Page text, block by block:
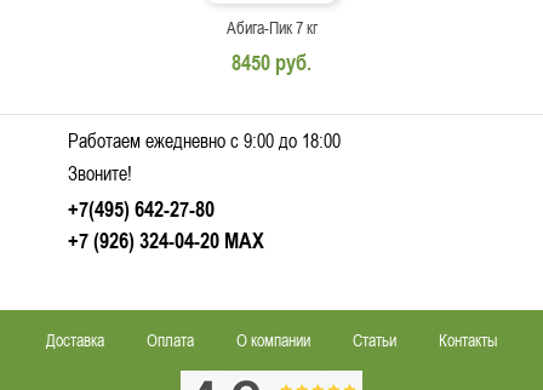
Абига-Пик 7 кг
8450 руб.
Работаем ежедневно c 9:00 до 18:00
Звоните!
+7(495) 642-27-80
+7 (926) 324-04-20 MAX
Доставка Оплата О компании Статьи Контакты